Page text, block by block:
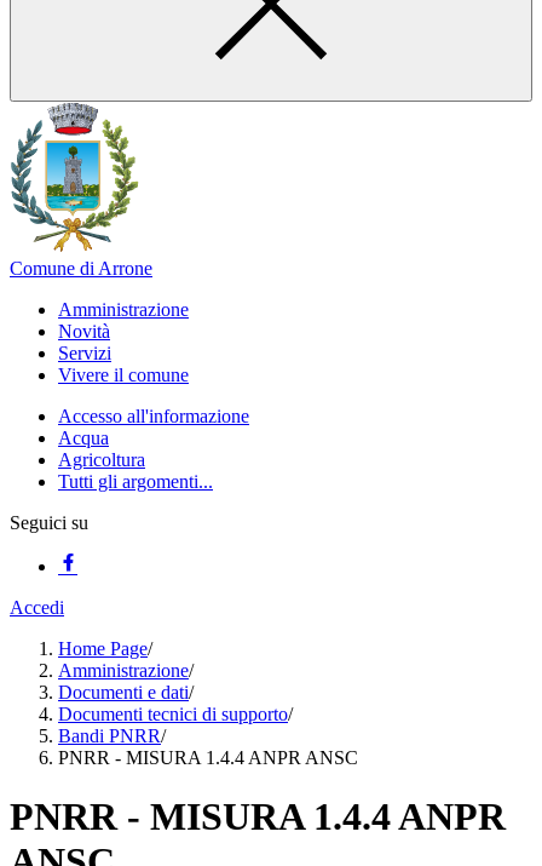
Comune di Arrone
Amministrazione
Novità
Servizi
Vivere il comune
Accesso all'informazione
Acqua
Agricoltura
Tutti gli argomenti...
Seguici su
Accedi
Home Page/
Amministrazione/
Documenti e dati/
Documenti tecnici di supporto/
Bandi PNRR/
PNRR - MISURA 1.4.4 ANPR ANSC
PNRR - MISURA 1.4.4 ANPR